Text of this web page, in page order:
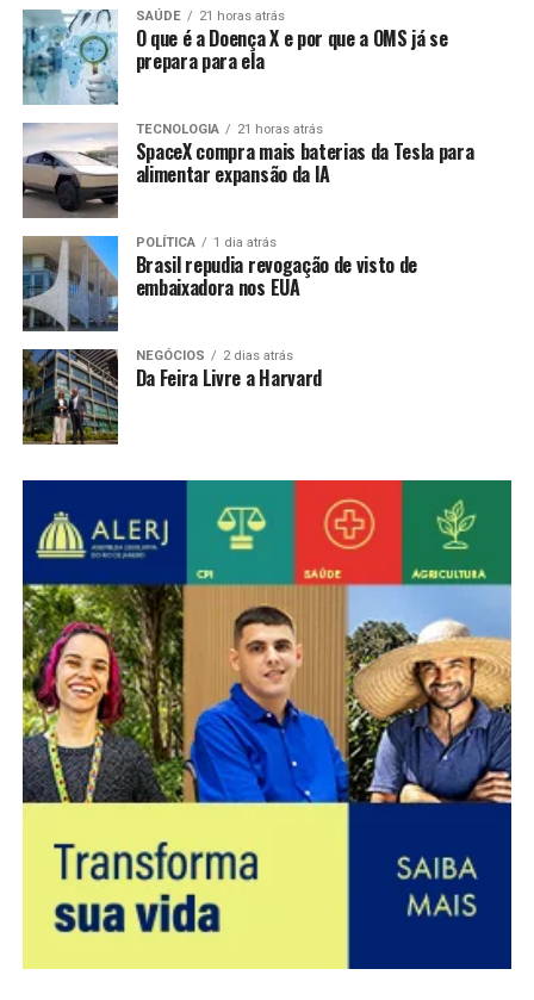
SAÚDE 21 horas atrás
O que é a Doença X e por que a OMS já se
prepara para ela
TECNOLOGIA 21 horas atrás
SpaceX compra mais baterias da Tesla para
alimentar expansão da IA
POLÍTICA 1 dia atrás
Brasil repudia revogação de visto de
embaixadora nos EUA
NEGÓCIOS 2 dias atrás
Da Feira Livre a Harvard